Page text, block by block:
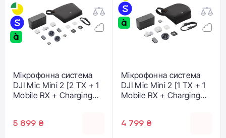
Мікрофонна система
DJI Mic Mini 2 [2 TX + 1
Mobile RX + Charging
5 899 ₴
Мікрофонна система
DJI Mic Mini 2 [1 TX + 1
Mobile RX + Charging
4 799 ₴